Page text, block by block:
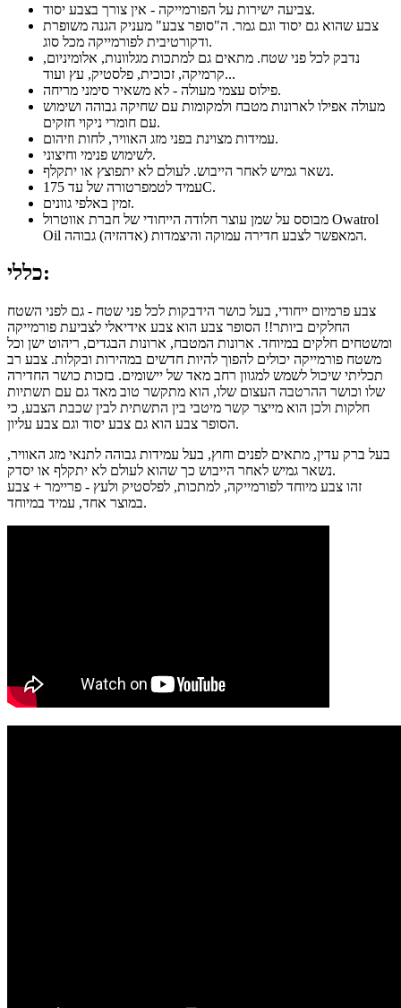
צביעה ישירות על הפורמייקה - אין צורך בצבע יסוד.
צבע שהוא גם יסוד וגם גמר. ה"סופר צבע" מעניק הגנה משופרת
ודקורטיבית לפורמייקה מכל סוג.
נדבק לכל פני שטח. מתאים גם למתכות מגלוונות, אלומיניום,
קרמיקה, זכוכית, פלסטיק, עץ ועוד...
פילוס עצמי מעולה - לא משאיר סימני מריחה.
מעולה אפילו לארונות מטבח ולמקומות עם שחיקה גבוהה ושימוש
עם חומרי ניקוי חזקים.
עמידות מצוינת בפני מזג האוויר, לחות וזיהום.
לשימוש פנימי וחיצוני.
נשאר גמיש לאחר הייבוש. לעולם לא יתפוצץ או יתקלף.
עמיד לטמפרטורה של עד 175C.
זמין באלפי גוונים.
מבוסס על שמן עוצר חלודה הייחודי של חברת אווטרול Owatrol
Oil המאפשר לצבע חדירה עמוקה והיצמדות (אדהזיה) גבוהה.
כללי:
צבע פרמיום ייחודי, בעל כושר הידבקות לכל פני שטח - גם לפני השטח
החלקים ביותר!! הסופר צבע הוא צבע אידיאלי לצביעת פורמייקה
ומשטחים חלקים במיוחד. ארונות המטבח, ארונות הבגדים, ריהוט ישן וכל
משטח פורמייקה יכולים להפוך להיות חדשים במהירות ובקלות. צבע רב
תכליתי שיכול לשמש למגוון רחב מאד של יישומים. בזכות כושר החדירה
שלו וכושר ההרטבה העצום שלו, הוא מתקשר טוב מאד גם עם תשתיות
חלקות ולכן הוא מייצר קשר מיטבי בין התשתית לבין שכבת הצבע, כי
הסופר צבע הוא גם צבע יסוד וגם צבע עליון.
בעל ברק עדין, מתאים לפנים וחוץ, בעל עמידות גבוהה לתנאי מזג האוויר,
נשאר גמיש לאחר הייבוש כך שהוא לעולם לא יתקלף או יסדק.
זהו צבע מיוחד לפורמייקה, למתכות, לפלסטיק ולעץ - פריימר + צבע
במוצר אחד, עמיד במיוחד.